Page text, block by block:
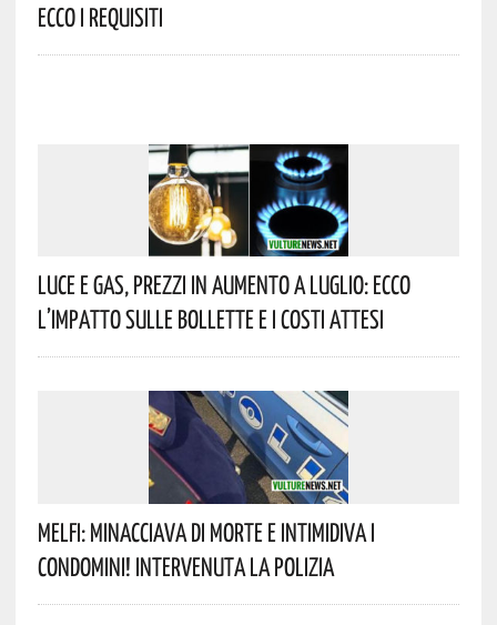
Ecco I Requisiti
Luce E Gas, Prezzi In Aumento A Luglio: Ecco
L’impatto Sulle Bollette E I Costi Attesi
Melfi: Minacciava Di Morte E Intimidiva I
Condomini! Intervenuta La Polizia